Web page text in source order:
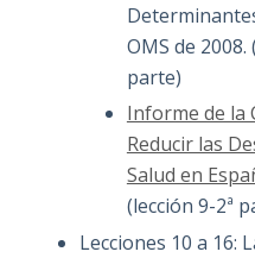
OMS de
parte)
Informe de la
Reducir las
Salud en
(lección 9-2ª
Lecciones 10 a 16: